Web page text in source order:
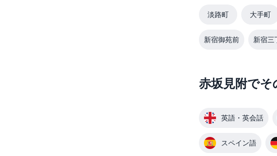
淡路町 大手町
新宿御苑前 新宿三
赤坂見附でそ
英語・英会話
スペイン語